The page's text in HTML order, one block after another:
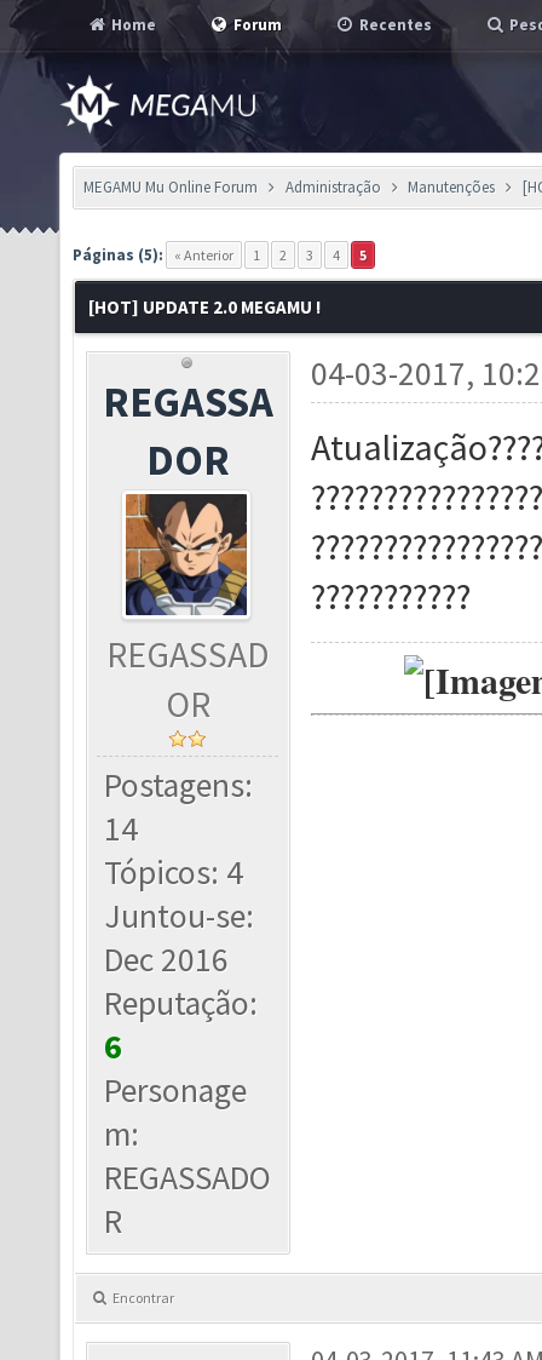
Home Forum Recentes
MEGAMU Mu Online Forum Administração Manutenções
Páginas (5): « Anterior 1 2 3 4 5
[HOT] UPDATE 2.0 MEGAMU !
REGASSA
DOR
REGASSAD
OR
Postagens:
14
Tópicos: 4
Juntou-se:
Dec 2016
Reputação:
6
Personage
m:
REGASSADO
R
04-03-2017,
???????????
Encontrar